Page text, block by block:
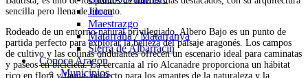
Jiloca
Maestrazgo
Matarraña / Matarranya
Sierra de Albarracín
Conoce Aragón
Municipios
sencilla pero llena de encanto.
Rodeado de un entorno natural privilegiado, Albero Bajo es un punto de
partida perfecto para explorar la belleza del paisaje aragonés. Los campos
de cultivo y las colinas ondulantes ofrecen un escenario ideal para caminatas
y paseos en bicicleta. La cercanía al río Alcanadre proporciona un hábitat
rico en flora y fauna, perfecto para los amantes de la naturaleza y la